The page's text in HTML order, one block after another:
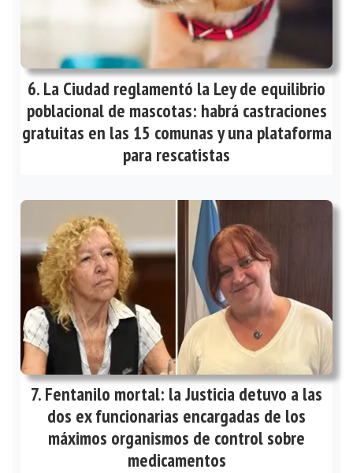
La Ciudad reglamentó la Ley de equilibrio
poblacional de mascotas: habrá castraciones
gratuitas en las 15 comunas y una plataforma
para rescatistas
Fentanilo mortal: la Justicia detuvo a las
dos ex funcionarias encargadas de los
máximos organismos de control sobre
medicamentos